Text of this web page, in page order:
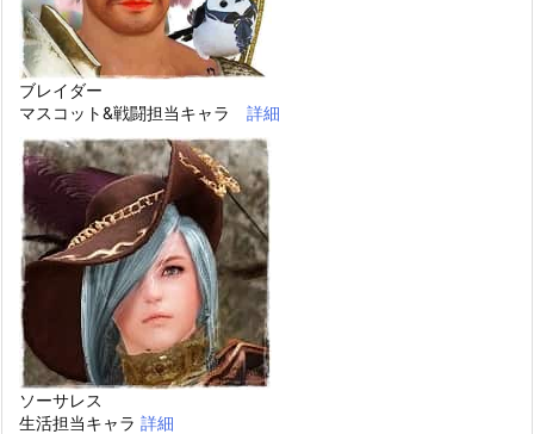
ブレイダー
マスコット&戦闘担当キャラ 詳細
ソーサレス
生活担当キャラ 詳細